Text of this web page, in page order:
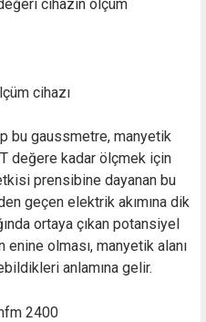
cihazın ölçüm
bu gaussmetre, manyetik
değere kadar ölçmek için
prensibine dayanan bu
geçen elektrik akımına dik
ortaya çıkan potansiyel
enine olması, manyetik alanı
anlamına gelir.